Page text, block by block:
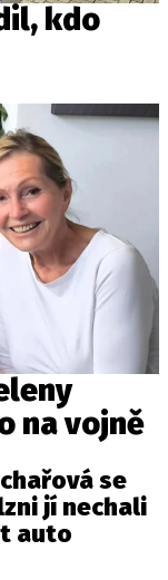
kdo
na vojně
se
jí nechali
auto